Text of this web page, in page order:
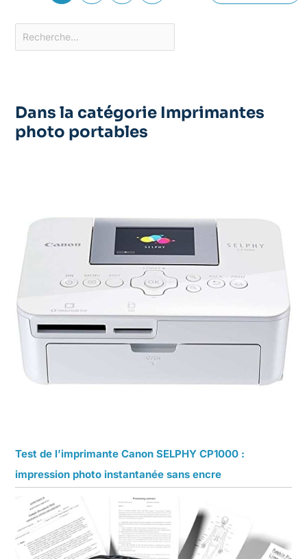
Dans la catégorie Imprimantes
photo portables
Test de l’imprimante Canon SELPHY CP1000 :
impression photo instantanée sans encre